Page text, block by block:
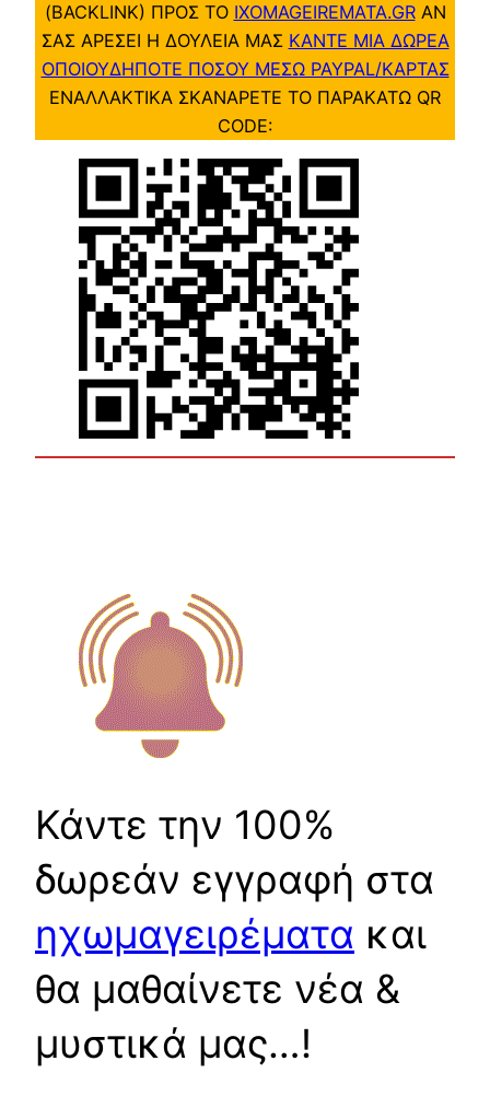
(BACKLINK) ΠΡΟΣ ΤΟ IXOMAGEIREMATA.GRΑΝ
ΣΑΣ ΑΡΕΣΕΙ Η ΔΟΥΛΕΙΑ ΜΑΣ ΚΑΝΤΕ ΜΙΑ ΔΩΡΕΑ
ΟΠΟΙΟΥΔΗΠΟΤΕ ΠΟΣΟΥ ΜΕΣΩ PAYPAL/ΚΑΡΤΑΣ
ΕΝΑΛΛΑΚΤΙΚΑ ΣΚΑΝΑΡΕΤΕ ΤΟ ΠΑΡΑΚΑΤΩ QR
CODE:
Κάντε την 100%
δωρεάν εγγραφή στα
ηχωμαγειρέματα και
θα μαθαίνετε νέα &
μυστικά μας…!